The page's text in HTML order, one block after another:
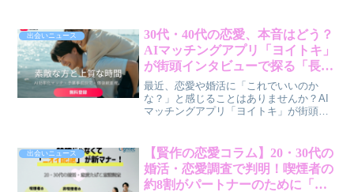
らデート確定まで平均約2日という驚きの
スピード感で、あなたの婚活の常識が変
わるかもしれません。
出会いニュース
30代・40代の恋愛、本音はどう？
AIマッチングアプリ「ヨイトキ」
が街頭インタビューで探る「長く
続く関係」のヒント
最近、恋愛や婚活に「これでいいのか
な？」と感じることはありませんか？AI
マッチングアプリ「ヨイトキ」が街頭イ
代・40代の皆さんが「長く続く関係」を
築くためのヒントを、筆者・賢作が解説
します。
出会いニュース
【賢作の恋愛コラム】20・30代の
婚活・恋愛調査で判明！喫煙者の
約8割がパートナーのために「吸